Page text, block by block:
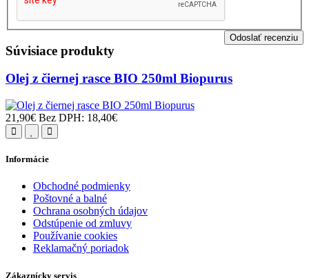
Odoslať recenziu
Súvisiace produkty
Olej z čiernej rasce BIO 250ml Biopurus
21,90€ Bez DPH: 18,40€
Informácie
Obchodné podmienky
Poštovné a balné
Ochrana osobných údajov
Odstúpenie od zmluvy
Používanie cookies
Reklamačný poriadok
Zákaznícky servis